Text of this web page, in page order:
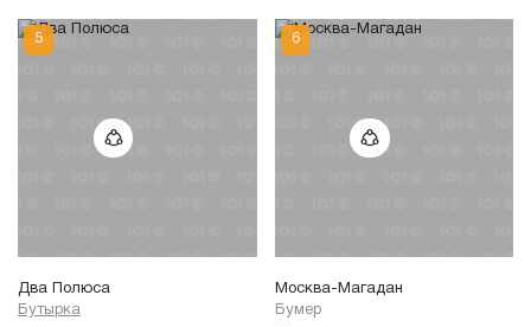
Два Полюса
Бутырка
Москва-Магадан
Бумер